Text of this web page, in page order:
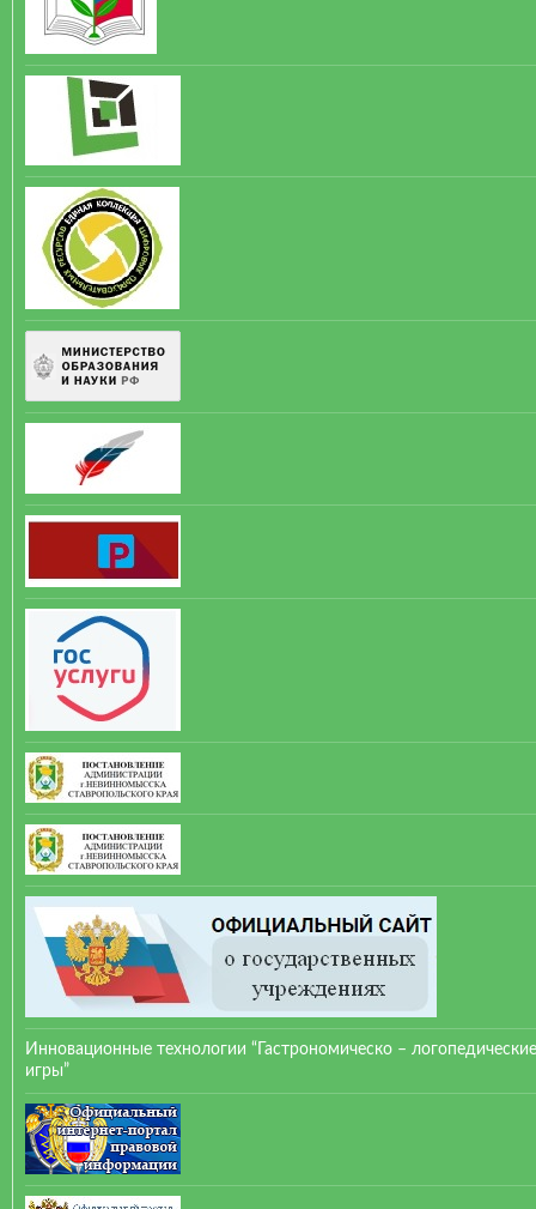
Инновационные технологии “Гастрономическо – логопедические
игры”